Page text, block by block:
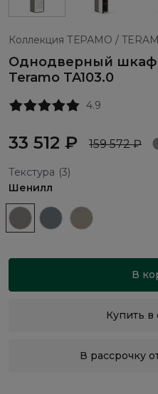
Коллекция ТЕРАМО /
Однодверный шкаф
Teramo TA103.0
4.9
33 512 ₽ 159 572 ₽
Текстура (3)
Шенилл
В
Купить
В рассрочку